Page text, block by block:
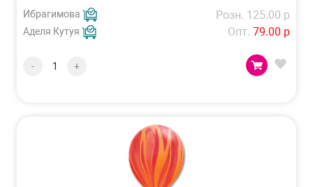
Ибрагимова
Аделя Кутуя
Розн. 125.00 р
Опт. 79.00 р
- +